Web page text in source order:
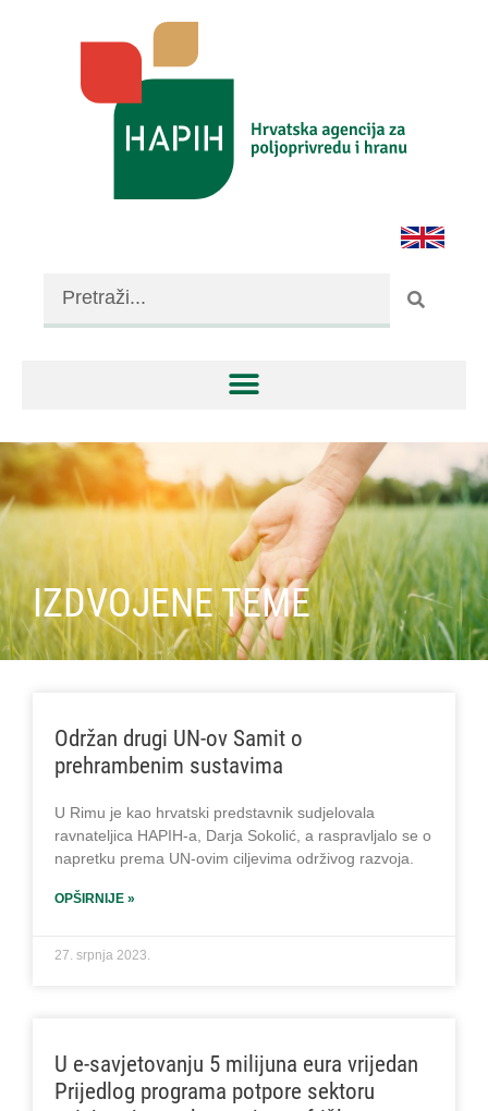
IZDVOJENE TEME
Održan drugi UN-ov Samit o
prehrambenim sustavima
U Rimu je kao hrvatski predstavnik sudjelovala
ravnateljica HAPIH-a, Darja Sokolić, a raspravljalo se o
napretku prema UN-ovim ciljevima održivog razvoja.
OPŠIRNIJE »
27. srpnja 2023.
U e-savjetovanju 5 milijuna eura vrijedan
Prijedlog programa potpore sektoru